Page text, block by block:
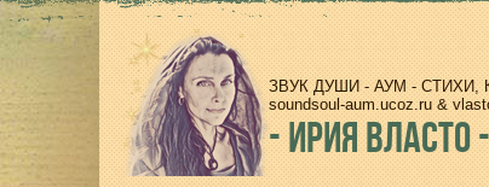
ЗВУК ДУШИ - АУМ -
soundsoul-aum.ucoz.ru &
-ИРИЯ